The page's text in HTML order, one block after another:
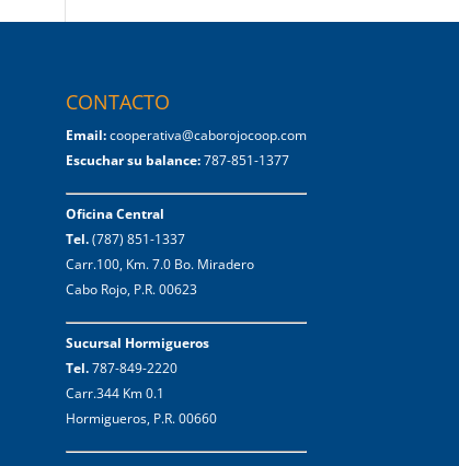
CONTACTO
Email:cooperativa@caborojocoop.com
Escuchar su balance:787-851-1377
Oficina Central
Tel.(787) 851-1337
Carr.100, Km. 7.0 Bo. Miradero
Cabo Rojo, P.R. 00623
Sucursal Hormigueros
Tel.787-849-2220
Carr.344 Km 0.1
Hormigueros, P.R. 00660